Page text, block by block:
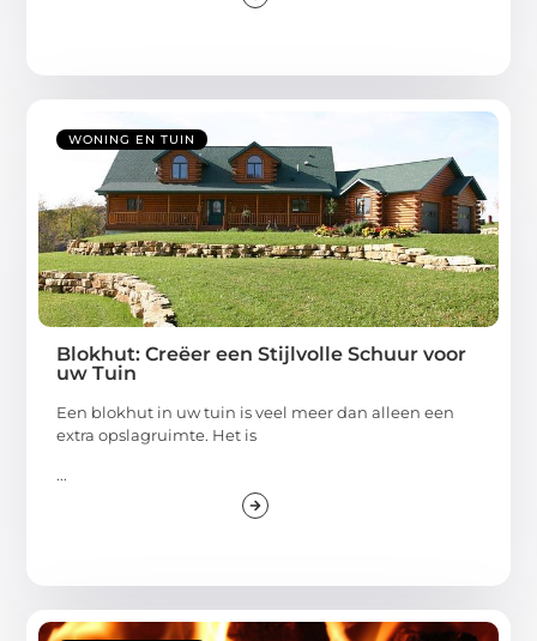
WONING EN TUIN
Blokhut: Creëer een Stijlvolle Schuur voor
uw Tuin
Een blokhut in uw tuin is veel meer dan alleen een
extra opslagruimte. Het is
...